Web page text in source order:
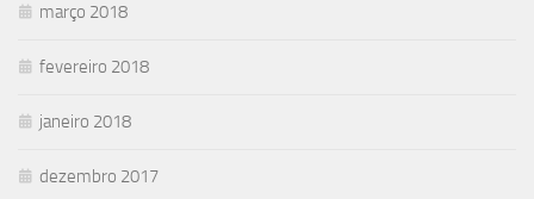
março 2018
fevereiro 2018
janeiro 2018
dezembro 2017